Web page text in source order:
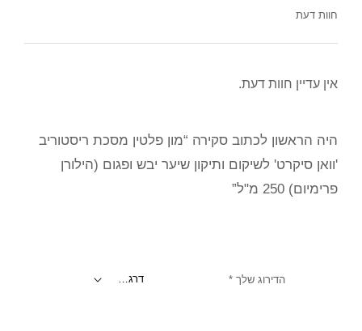
חוות דעת
אין עדיין חוות דעת.
היה הראשון לכתוב סקירה “מון פלטין מסכת ריסטוריב
'וואן סיקרט' לשיקום ותיקון שיער יבש ופגום (הילורן
פרימיום) 250 מ"ל”
הדירוג שלך *